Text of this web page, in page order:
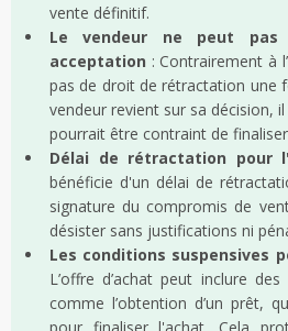
vente définitif.
Le vendeur ne peut
acceptation : Contrairement à
pas de droit de rétractation une
vendeur revient sur sa décision,
pourrait être contraint de
Délai de rétractation pour
bénéficie d'un délai de
signature du compromis de
désister sans justifications ni
Les conditions suspensives
L’offre d’achat peut inclure
comme l’obtention d’un prêt,